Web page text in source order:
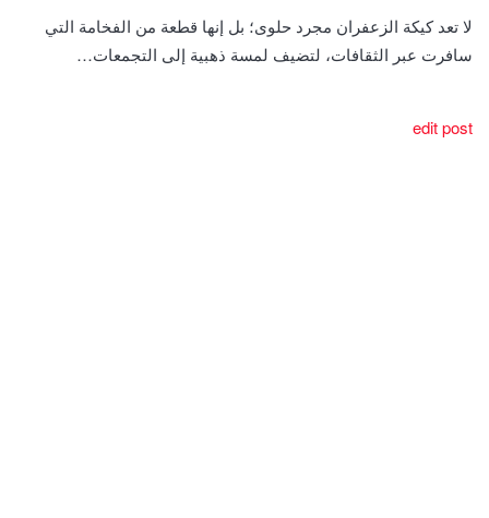
لا تعد كيكة الزعفران مجرد حلوى؛ بل إنها قطعة من الفخامة التي
سافرت عبر الثقافات، لتضيف لمسة ذهبية إلى التجمعات…
edit post